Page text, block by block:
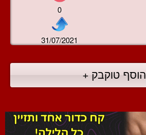
0
31/07/2021
הוסף טוקבק +